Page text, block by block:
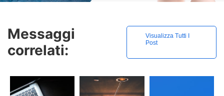
Messaggi
correlati:
Visualizza Tutti I
Post